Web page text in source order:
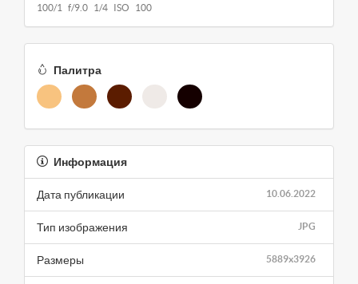
100/1 f/9.0 1/4 ISO 100
Палитра
Информация
10.06.2022
Дата публикации
JPG
Тип изображения
5889x3926
Размеры